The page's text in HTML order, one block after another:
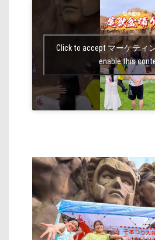
Click to accept マーケティ
enable this